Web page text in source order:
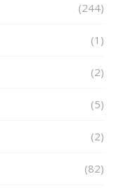
(244)
(1)
(2)
(5)
(2)
(82)